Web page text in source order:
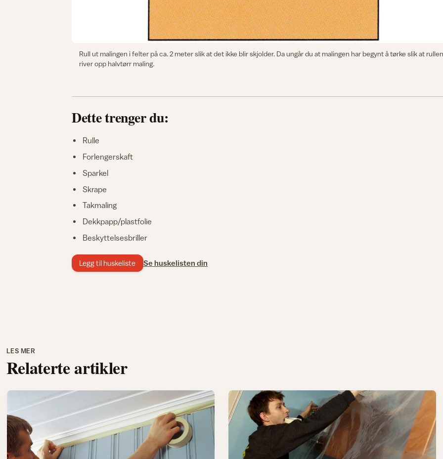
Rull ut malingen i felter på ca. 2 meter slik at det ikke blir skjolder. Da ungår du at malingen har begynt å tørke slik at
river opp halvtørr maling.
Dette trenger du:
Rulle
Forlengerskaft
Sparkel
Skrape
Takmaling
Dekkpapp/plastfolie
Beskyttelsesbriller
Legg til huskeliste Se huskelisten din
LES MER
Relaterte artikler